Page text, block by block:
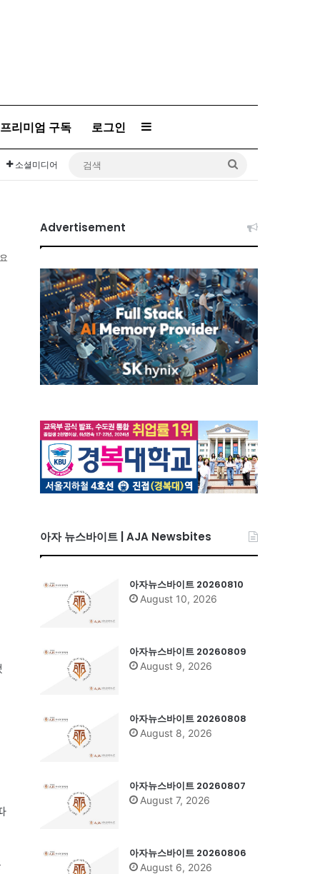
프리미엄 구독 로그인 Sidebar
소셜미디어
Advertisement
아자 뉴스바이트 | AJA Newsbites
아자뉴스바이트 20260810
August 10, 2026
아자뉴스바이트 20260809
August 9, 2026
아자뉴스바이트 20260808
August 8, 2026
아자뉴스바이트 20260807
August 7, 2026
아자뉴스바이트 20260806
August 6, 2026